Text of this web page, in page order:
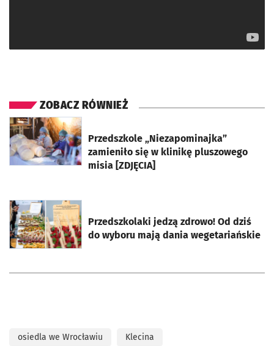
ZOBACZ RÓWNIEŻ
Przedszkole „Niezapominajka”
zamieniło się w klinikę pluszowego
misia [ZDJĘCIA]
otworzy się w nowej karcie
Przedszkolaki jedzą zdrowo! Od dziś
do wyboru mają dania wegetariańskie
otworzy się w nowej karcie
osiedla we Wrocławiu Klecina